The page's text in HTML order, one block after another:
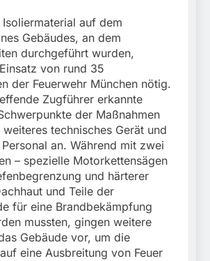
Isoliermaterial auf dem
Gebäudes, an dem
durchgeführt wurden,
von rund 35
der Feuerwehr München nötig.
Zugführer erkannte
der Maßnahmen
technisches Gerät und
an. Während mit zwei
– spezielle Motorkettensägen
und härterer
und Teile der
für eine Brandbekämpfung
mussten, gingen weitere
Gebäude vor, um die
eine Ausbreitung von Feuer